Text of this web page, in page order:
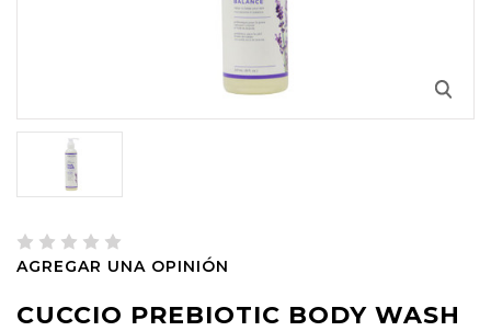
AGREGAR UNA OPINIÓN
CUCCIO PREBIOTIC BODY WASH